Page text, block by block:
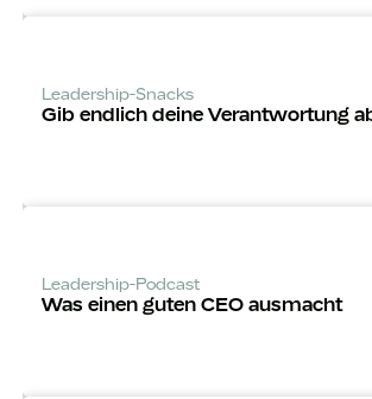
Leadership-Snacks
Gib endlich deine Verantwortung
Leadership-Podcast
Was einen guten CEO ausmacht